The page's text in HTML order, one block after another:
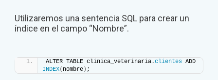
Utilizaremos una sentencia SQL para crear un
índice en el campo “Nombre”.
ALTER TABLE clinica_veterinaria.clientes
INDEX( nombre) ;